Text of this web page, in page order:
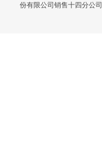
份有限公司销售十四分公司